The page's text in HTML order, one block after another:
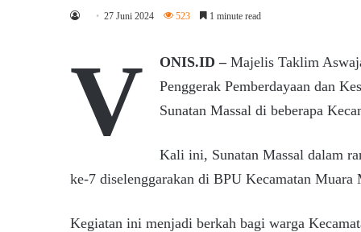
27 Juni 2024 523 1 minute read
V ONIS.ID – Majelis Taklim
Penggerak Pemberdayaan dan
Sunatan Massal di beberapa
Kali ini, Sunatan Massal dalam
ke-7 diselenggarakan di BPU Kecamatan
Kegiatan ini menjadi berkah bagi warga